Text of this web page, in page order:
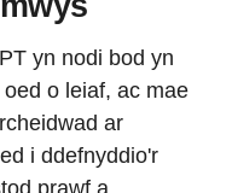
yn nodi bod yn
o leiaf, ac mae
ar
i ddefnyddio'r
prawf a